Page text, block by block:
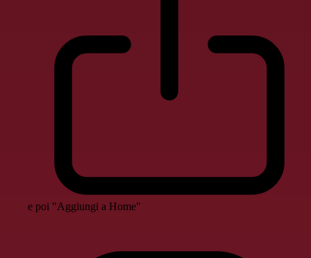
e poi "Aggiungi a Home"